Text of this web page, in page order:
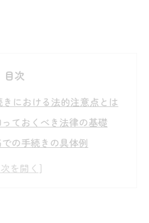
目次
における法的注意点とは
ておくべき法律の基礎
の手続きの具体例
市に与える影響